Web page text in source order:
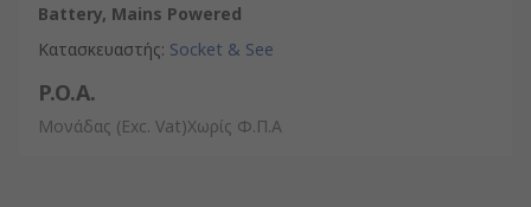
Battery, Mains Powered
Κατασκευαστής: Socket & See
P.O.A.
Μονάδας (Exc. Vat)Χωρίς Φ.Π.Α